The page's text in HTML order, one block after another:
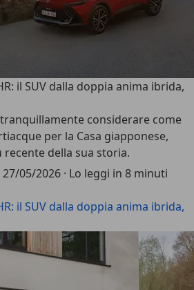
il SUV dalla doppia anima ibrida,
considerare come
per la Casa giapponese,
della sua storia.
27/05/2026 · Lo leggi in 8 minuti
il SUV dalla doppia anima ibrida,